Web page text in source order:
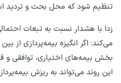
تنظیم شود که محل بحث و تردید
زدا با هشدار نسبت به تبعات
می‌کند: اگر انگیزه بیمه‌پردازی از
بخش بیمه‌های اختیاری، توافقی و
این روند می‌تواند به ریزش